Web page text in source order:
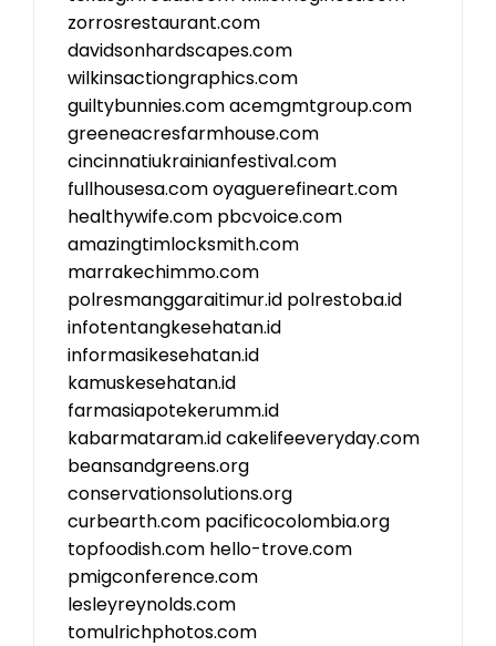
zorrosrestaurant.com
davidsonhardscapes.com
wilkinsactiongraphics.com
guiltybunnies.comacemgmtgroup.com
greeneacresfarmhouse.com
cincinnatiukrainianfestival.com
fullhousesa.comoyaguerefineart.com
healthywife.com pbcvoice.com
amazingtimlocksmith.com
marrakechimmo.com
polresmanggaraitimur.id polrestoba.id
infotentangkesehatan.id
informasikesehatan.id
kamuskesehatan.id
farmasiapotekerumm.id
kabarmataram.idcakelifeeveryday.com
beansandgreens.org
conservationsolutions.org
curbearth.com pacificocolombia.org
topfoodish.com hello-trove.com
pmigconference.com
lesleyreynolds.com
tomulrichphotos.com